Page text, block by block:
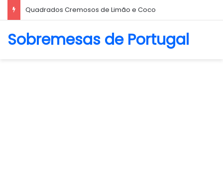
Quadrados Cremosos de Limão e Coco
Sobremesas de Portugal